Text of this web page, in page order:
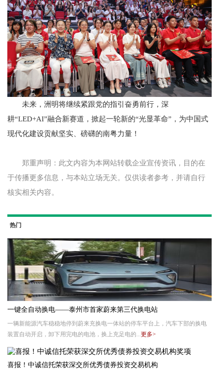
未来，洲明将继续紧跟党的指引奋勇前行，深
耕“LED+AI”融合新赛道，掀起一轮新的“光显革命”，为中国式
现代化建设贡献坚实、磅礴的南粤力量！
郑重声明：此文内容为本网站转载企业宣传资讯，目的在
于传播更多信息，与本站立场无关。仅供读者参考，并请自行
核实相关内容。
热门
一键全自动换电——泰州市首家蔚来第三代换电站
一辆新能源汽车稳稳地停到蔚来充换电一体站的停车平台上，汽车下部的换电
装置自动开启，卸下用完电的电池，换上充足电的...更多>
喜报！中诚信托荣获深交所优秀债券投资交易机构